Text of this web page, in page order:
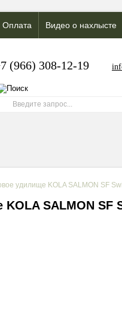
Оплата Видео о нахлысте
(966) 308-12-19
удилище KOLA SALMON SF
SALMON SF